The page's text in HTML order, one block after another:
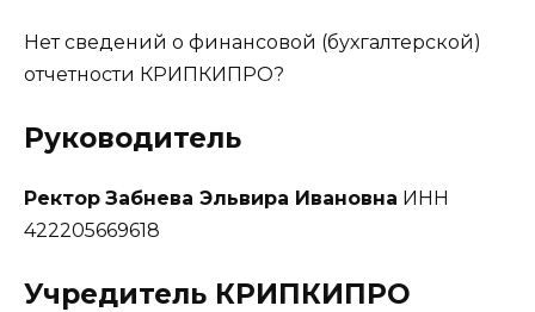
Нет сведений о финансовой (бухгалтерской)
отчетности КРИПКИПРО?
Руководитель
Ректор Забнева Эльвира Ивановна ИНН
422205669618
Учредитель КРИПКИПРО